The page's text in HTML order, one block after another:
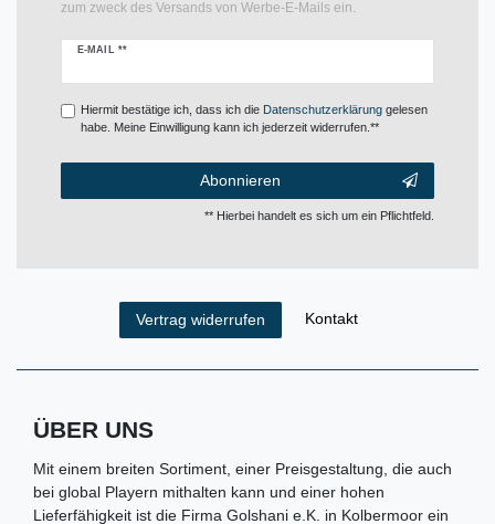
zum zweck des Versands von Werbe-E-Mails ein.
E-MAIL **
Newsletter
Hiermit bestätige ich, dass ich die Daten­schutz­erklärunggelesen
habe. Meine Einwilligung kann ich jederzeit widerrufen.**
Abonnieren
** Hierbei handelt es sich um ein Pflichtfeld.
Vertrag widerrufen Kontakt
ÜBER UNS
Mit einem breiten Sortiment, einer Preisgestaltung, die auch
bei global Playern mithalten kann und einer hohen
Lieferfähigkeit ist die Firma Golshani e.K. in Kolbermoor ein